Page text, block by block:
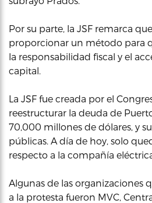
Por su parte, la JSF remarca
proporcionar un método para
la responsabilidad fiscal y el
capital.
La JSF fue creada por el
reestructurar la deuda de
70,000 millones de dólares, y
públicas. A día de hoy, solo
respecto a la compañía
Algunas de las organizaciones
a la protesta fueron MVC,